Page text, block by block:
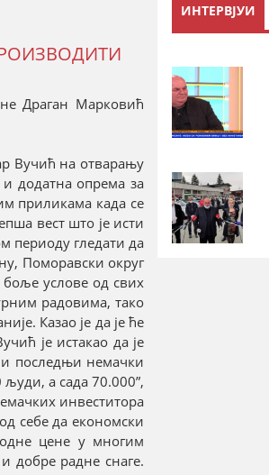
Драган Марковић
Вучић на отварању
и додатна опрема за
приликама када се
вест што је исти
периоду гледати да
Поморавски округ
боље услове од свих
радовима, тако
Казао је да је ће
је истакао да је
последњи немачки
а сада 70.000”,
инвеститора
себе да економски
цене у многим
добре радне снаге.
ИНТЕРВЈУИ